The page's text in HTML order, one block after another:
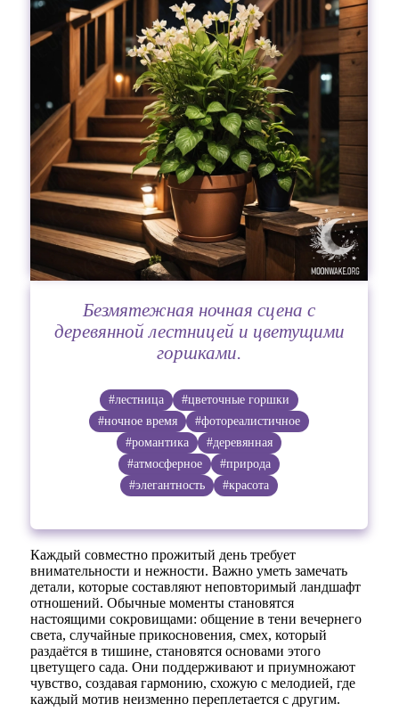
Безмятежная ночная сцена с
деревянной лестницей и цветущими
горшками.
#лестница
#цветочные горшки
#ночное время
#фотореалистичное
#романтика
#деревянная
#атмосферное
#природа
#элегантность
#красота
Каждый совместно прожитый день требует
внимательности и нежности. Важно уметь замечать
детали, которые составляют неповторимый ландшафт
отношений. Обычные моменты становятся
настоящими сокровищами: общение в тени вечернего
света, случайные прикосновения, смех, который
раздаётся в тишине, становятся основами этого
цветущего сада. Они поддерживают и приумножают
чувство, создавая гармонию, схожую с мелодией, где
каждый мотив неизменно переплетается с другим.